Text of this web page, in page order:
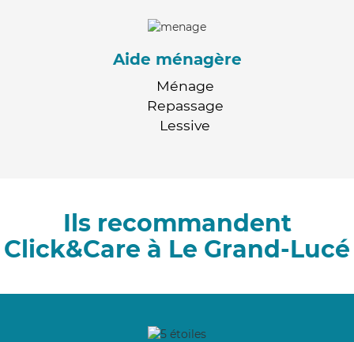
Aide ménagère
Ménage
Repassage
Lessive
Ils recommandent
Click&Care à Le Grand-Lucé